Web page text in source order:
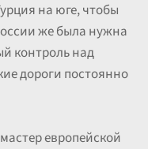
на юге, чтобы
же была нужна
контроль над
дороги постоянно
европейской